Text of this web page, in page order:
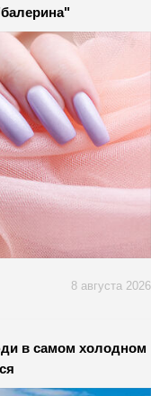
8 августа 2026
в самом холодном